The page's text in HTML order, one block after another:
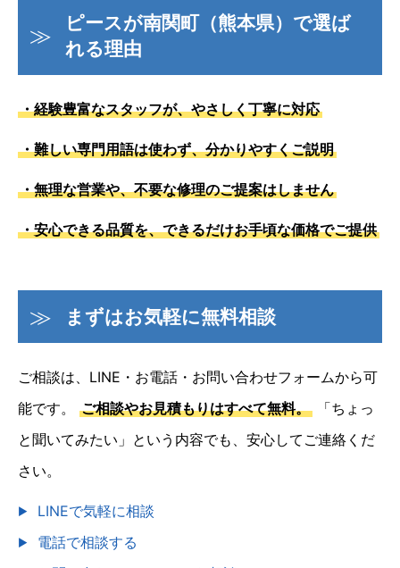
ピースが南関町（熊本県）で選ば
れる理由
・経験豊富なスタッフが、やさしく丁寧に対応
・難しい専門用語は使わず、分かりやすくご説明
・無理な営業や、不要な修理のご提案はしません
・安心できる品質を、できるだけお手頃な価格でご提供
まずはお気軽に無料相談
ご相談は、LINE・お電話・お問い合わせフォームから可
能です。
ご相談やお見積もりはすべて無料。「ちょっ
と聞いてみたい」という内容でも、安心してご連絡くだ
さい。
LINEで気軽に相談
電話で相談する